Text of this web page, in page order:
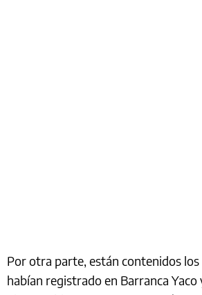
Por otra parte, están contenidos los
habían registrado en Barranca Yaco